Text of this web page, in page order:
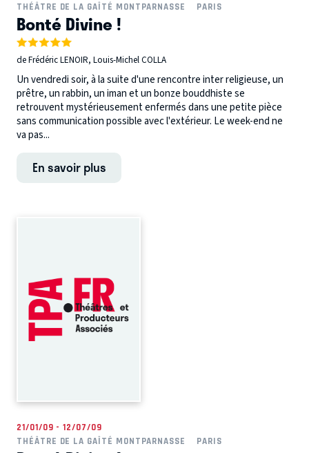
THÉÂTRE DE LA GAÎTÉ MONTPARNASSE
PARIS
Bonté Divine !
de Frédéric LENOIR, Louis-Michel COLLA
Un vendredi soir, à la suite d'une rencontre inter religieuse, un
prêtre, un rabbin, un iman et un bonze bouddhiste se
retrouvent mystérieusement enfermés dans une petite pièce
sans communication possible avec l'extérieur. Le week-end ne
va pas...
En savoir plus
21/01/09 - 12/07/09
THÉÂTRE DE LA GAÎTÉ MONTPARNASSE
PARIS